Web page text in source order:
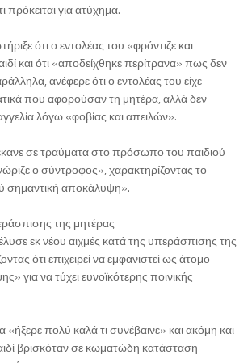
πρόκειται για ατύχημα.
ότι ο εντολέας του «φρόντιζε και
και ότι «αποδείχθηκε περίτρανα» πως δεν
ανέφερε ότι ο εντολέας του είχε
που αφορούσαν τη μητέρα, αλλά δεν
λόγω «φοβίας και απειλών».
σε τραύματα στο πρόσωπο του παιδιού
ο σύντροφος», χαρακτηρίζοντας το
σημαντική αποκάλυψη».
της μητέρας
εκ νέου αιχμές κατά της υπεράσπισης της
ότι επιχειρεί να εμφανιστεί ως άτομο
για να τύχει ευνοϊκότερης ποινικής
πολύ καλά τι συνέβαινε» και ακόμη και
βρισκόταν σε κωματώδη κατάσταση